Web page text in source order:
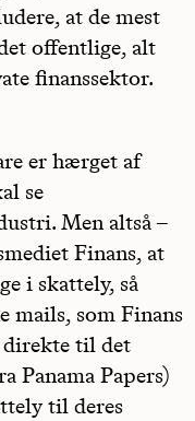
at de mest
offentlige, alt
finanssektor.
er hærget af
se
Men altså –
Finans, at
i skattely, så
mails, som Finans
direkte til det
Panama Papers)
til deres